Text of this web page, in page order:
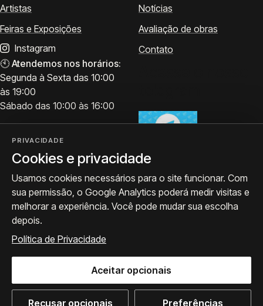
Artistas
Feiras e Exposições
Instagram
🕙 Atendemos nos horários:
Segunda à Sexta das 10:00
às 19:00
Sábado das 10:00 às 16:00
Notícias
Avaliação de obras
Contato
Visite
Atendimento para acervo,
avaliações e visitas.
Como chegar
Siga a ProArte
Exposições, obras e
bastidores.
© 2026 ProArte Galeria -Desenvolvido por Curavium·Política de Privacidade·
Preferências de cookies
PRIVACIDADE
Cookies e privacidade
Usamos cookies necessários para o site funcionar. Com
sua permissão, o Google Analytics poderá medir visitas e
melhorar a experiência. Você pode mudar sua escolha
depois.
Política de Privacidade
Recusar opcionais Preferências
Aceitar opcionais